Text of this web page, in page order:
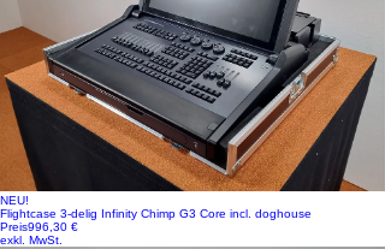
NEU!
Flightcase 3-delig Infinity Chimp G3 Core incl. doghouse
Preis996,30 €
exkl. MwSt.